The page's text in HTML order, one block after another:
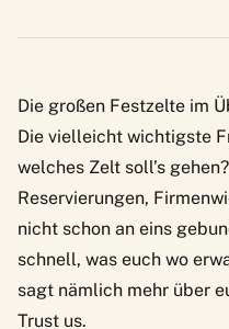
Die großen Festzelte im
Die vielleicht wichtigste
welches Zelt soll’s
Reservierungen,
nicht schon an eins
schnell, was euch wo
sagt nämlich mehr über
Trust us.